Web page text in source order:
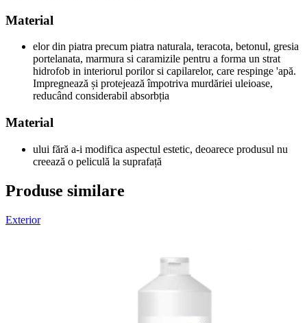
Material
elor din piatra precum piatra naturala, teracota, betonul, gresia
portelanata, marmura si caramizile pentru a forma un strat
hidrofob in interiorul porilor si capilarelor, care respinge 'apă.
Impregnează și protejează împotriva murdăriei uleioase,
reducând considerabil absorbția
Material
ului fără a-i modifica aspectul estetic, deoarece produsul nu
creează o peliculă la suprafață
Produse similare
Exterior